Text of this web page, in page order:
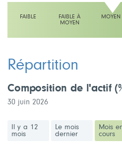
FAIBLE
FAIBLE À
MOYEN
MOYEN
Répartition
Composition de l'actif
30 juin 2026
Il y a 12
mois
Le mois
dernier
Mois
cours